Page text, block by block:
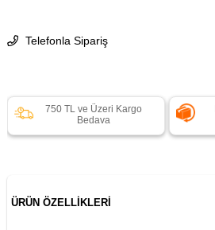
Telefonla Sipariş
750 TL ve Üzeri Kargo
Bedava
ÜRÜN ÖZELLIKLERI